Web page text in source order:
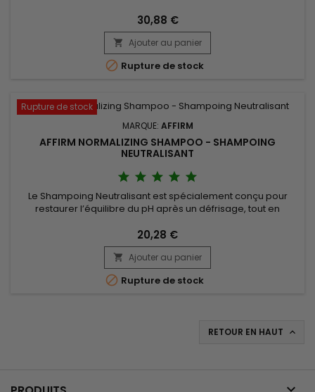
cheveux après le défrisage, il apporte douceur et...
30,88 €
 Ajouter au panier
 Rupture de stock
Rupture de stock
MARQUE: AFFIRM
AFFIRM NORMALIZING SHAMPOO - SHAMPOING
NEUTRALISANT
Le Shampoing Neutralisant est spécialement conçu pour
restaurer l’équilibre du pH après un défrisage, tout en
d’argan, huile de pequi et huile de buriti, il aide à réparer la
fibre capillaire, renforcer les cheveux et prévenir la
sécheresse. Affirm Normalizing Shampoo élimine
efficacement les...
20,28 €
 Ajouter au panier
 Rupture de stock
RETOUR EN HAUT 